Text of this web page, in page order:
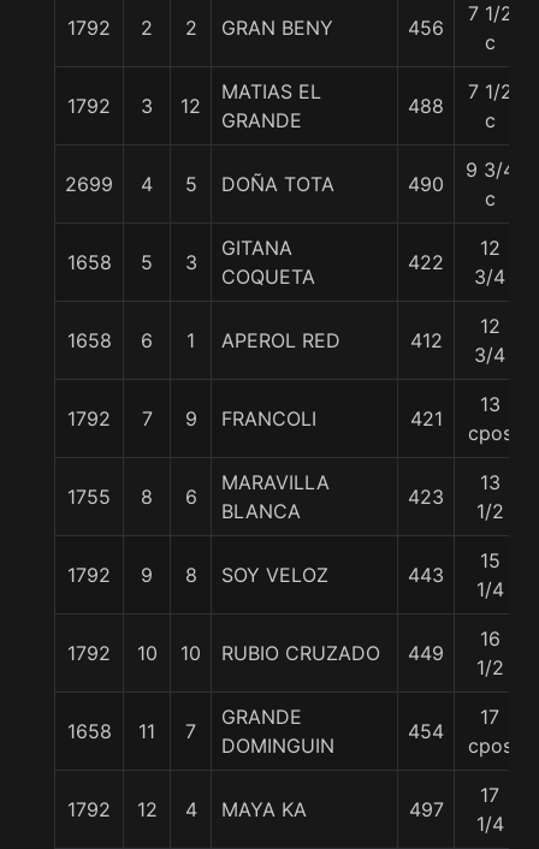
1792 2 2 GRAN BENY 456
7 1/2
c
1792 3 12
MATIAS EL
GRANDE
488
7 1/2
c
2699 4 5 DOÑA TOTA 490
9 3/4
c
1658 5 3
GITANA
COQUETA
422
12
3/4
1658 6 1 APEROL RED 412
12
3/4
1792 7 9 FRANCOLI 421
13
cpos
1755 8 6
MARAVILLA
BLANCA
423
13
1/2
1792 9 8 SOY VELOZ 443
15
1/4
1792 10 10 RUBIO CRUZADO 449
16
1/2
1658 11 7
GRANDE
DOMINGUIN
454
17
cpos
1792 12 4 MAYA KA 497
17
1/4